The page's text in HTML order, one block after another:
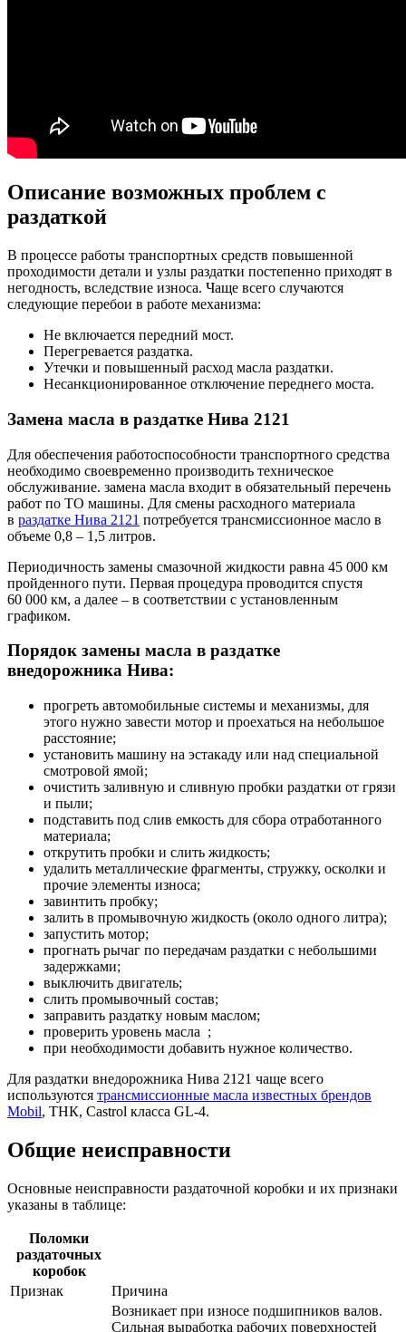
Описание возможных проблем с
раздаткой
В процессе работы транспортных средств повышенной
проходимости детали и узлы раздатки постепенно приходят в
негодность, вследствие износа. Чаще всего случаются
следующие перебои в работе механизма:
Не включается передний мост.
Перегревается раздатка.
Утечки и повышенный расход масла раздатки.
Несанкционированное отключение переднего моста.
Замена масла в раздатке Нива 2121
Для обеспечения работоспособности транспортного средства
необходимо своевременно производить техническое
обслуживание. замена масла входит в обязательный перечень
работ по ТО машины. Для смены расходного материала
в раздатке Нива 2121 потребуется трансмиссионное масло в
объеме 0,8 – 1,5 литров.
Периодичность замены смазочной жидкости равна 45 000 км
пройденного пути. Первая процедура проводится спустя
60 000 км, а далее – в соответствии с установленным
графиком.
Порядок замены масла в раздатке
внедорожника Нива:
прогреть автомобильные системы и механизмы, для
этого нужно завести мотор и проехаться на небольшое
расстояние;
установить машину на эстакаду или над специальной
смотровой ямой;
очистить заливную и сливную пробки раздатки от грязи
и пыли;
подставить под слив емкость для сбора отработанного
материала;
открутить пробки и слить жидкость;
удалить металлические фрагменты, стружку, осколки и
прочие элементы износа;
завинтить пробку;
залить в промывочную жидкость (около одного литра);
запустить мотор;
прогнать рычаг по передачам раздатки с небольшими
задержками;
выключить двигатель;
слить промывочный состав;
заправить раздатку новым маслом;
проверить уровень масла ;
при необходимости добавить нужное количество.
Для раздатки внедорожника Нива 2121 чаще всего
используются трансмиссионные масла известных брендов
Mobil, ТНК, Castrol класса GL-4.
Общие неисправности
Основные неисправности раздаточной коробки и их признаки
указаны в таблице:
Поломки
раздаточных
коробок
Признак
Причина
Возникает при износе подшипников валов.
Сильная выработка рабочих поверхностей